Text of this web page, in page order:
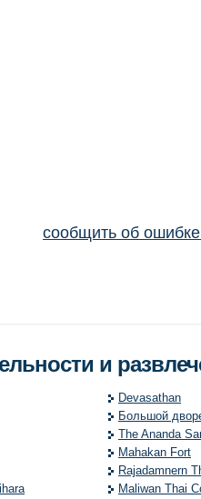
сообщить об
и
Devasathan
Большой
The Ananda
Mahakan Fort
Rajadamnern
Maliwan Thai